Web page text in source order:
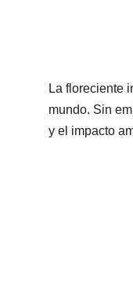
La floreciente
mundo. Sin
y el impacto